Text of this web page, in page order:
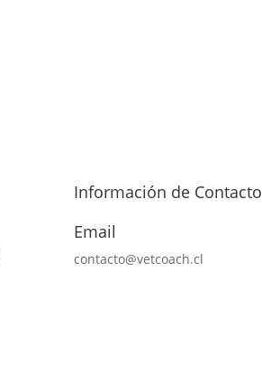
Información de Contacto
Email
contacto@vetcoach.cl